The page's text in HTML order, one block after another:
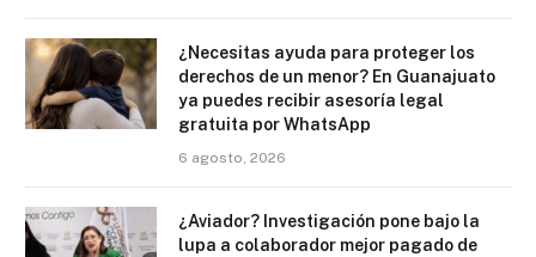
¿Necesitas ayuda para proteger los
derechos de un menor? En Guanajuato
ya puedes recibir asesoría legal
gratuita por WhatsApp
6 agosto, 2026
¿Aviador? Investigación pone bajo la
lupa a colaborador mejor pagado de